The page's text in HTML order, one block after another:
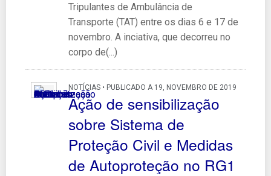
Tripulantes de Ambulância de
Transporte (TAT) entre os dias 6 e 17 de
novembro. A inciativa, que decorreu no
corpo de(...)
NOTÍCIAS • PUBLICADO A 19, NOVEMBRO DE 2019
Ação de sensibilização
sobre Sistema de
Proteção Civil e Medidas
de Autoproteção no RG1